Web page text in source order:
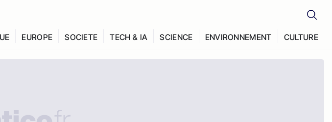
EUROPE SOCIETE TECH & IA SCIENCE ENVIRONNEMENT CULTURE